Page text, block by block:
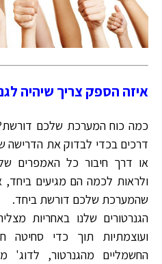
איזה הספק צריך שיהיה
כמה כוח המערכת שלכם
דרכים בכדי לבדוק את
או דרך חיבור כל האמפרים
שהמערכת שלכם דורשת ביחד.
הגנרטורים שלנו באחריות
ועוצמתיות תוך כדי סחיטה
החשמליים מהגנרטור,